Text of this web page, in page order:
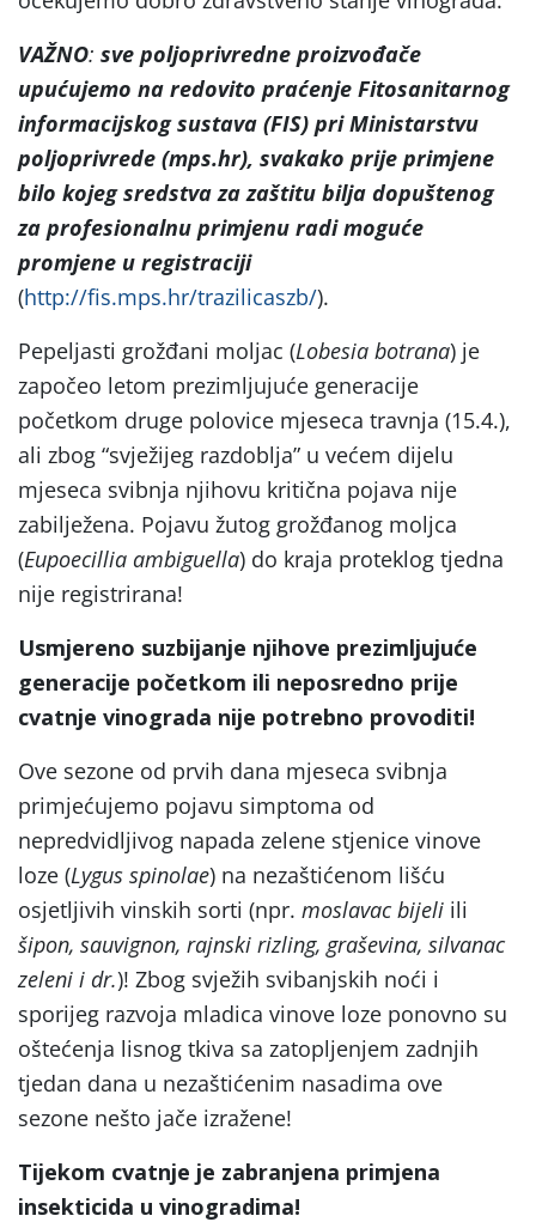
VAŽNO: sve poljoprivredne proizvođače
upućujemo na redovito praćenje Fitosanitarnog
informacijskog sustava (FIS) pri Ministarstvu
poljoprivrede (mps.hr), svakako prije primjene
bilo kojeg sredstva za zaštitu bilja dopuštenog
za profesionalnu primjenu radi moguće
promjene u registraciji
(http://fis.mps.hr/trazilicaszb/).
Pepeljasti grožđani moljac (Lobesia botrana) je
započeo letom prezimljujuće generacije
početkom druge polovice mjeseca travnja (15.4.),
ali zbog “svježijeg razdoblja” u većem dijelu
mjeseca svibnja njihovu kritična pojava nije
zabilježena. Pojavu žutog grožđanog moljca
(Eupoecillia ambiguella) do kraja proteklog tjedna
nije registrirana!
Usmjereno suzbijanje njihove prezimljujuće
generacije početkom ili neposredno prije
cvatnje vinograda nije potrebno provoditi!
Ove sezone od prvih dana mjeseca svibnja
primjećujemo pojavu simptoma od
nepredvidljivog napada zelene stjenice vinove
loze (Lygus spinolae) na nezaštićenom lišću
osjetljivih vinskih sorti (npr. moslavac bijeli ili
šipon, sauvignon, rajnski rizling, graševina, silvanac
zeleni i dr.)! Zbog svježih svibanjskih noći i
sporijeg razvoja mladica vinove loze ponovno su
oštećenja lisnog tkiva sa zatopljenjem zadnjih
tjedan dana u nezaštićenim nasadima ove
sezone nešto jače izražene!
Tijekom cvatnje je zabranjena primjena
insekticida u vinogradima!